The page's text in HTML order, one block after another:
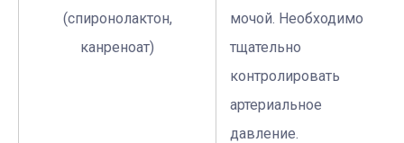
(спиронолактон,
канреноат)
мочой. Необходимо
тщательно
контролировать
артериальное
давление.